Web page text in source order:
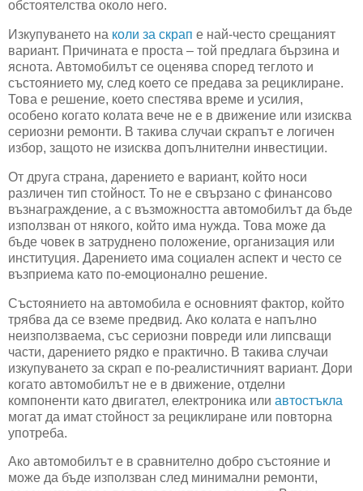
обстоятелства около него.
Изкупуването на коли за скрап е най-често срещаният
вариант. Причината е проста – той предлага бързина и
яснота. Автомобилът се оценява според теглото и
състоянието му, след което се предава за рециклиране.
Това е решение, което спестява време и усилия,
особено когато колата вече не е в движение или изисква
сериозни ремонти. В такива случаи скрапът е логичен
избор, защото не изисква допълнителни инвестиции.
От друга страна, дарението е вариант, който носи
различен тип стойност. То не е свързано с финансово
възнаграждение, а с възможността автомобилът да бъде
използван от някого, който има нужда. Това може да
бъде човек в затруднено положение, организация или
институция. Дарението има социален аспект и често се
възприема като по-емоционално решение.
Състоянието на автомобила е основният фактор, който
трябва да се вземе предвид. Ако колата е напълно
неизползваема, със сериозни повреди или липсващи
части, дарението рядко е практично. В такива случаи
изкупуването за скрап е по-реалистичният вариант. Дори
когато автомобилът не е в движение, отделни
компоненти като двигател, електроника или автостъкла
могат да имат стойност за рециклиране или повторна
употреба.
Ако автомобилът е в сравнително добро състояние и
може да бъде използван след минимални ремонти,